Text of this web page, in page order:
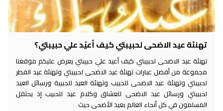
تهنئة عيد الاضحى لحبيبتي كيف أعيّد علي حبيبتي؟
تهنئة عيد الاضحى لحبيبتي كيف أعيد علي حبيبتي يعرض عليكم موقعنا
مجموعة من أفضل عبارات تهنئة عيد الاضحى لحبيبتي وتهنئة عيد الفطر
لحبيبتي وتهنئة عيد الاضحى للحبيب وتهنئة العيد للحبيبة ورسائل العيد
لحبيبتي ورسائل عيد الاضحى للعشاق وكلام عيد للحبيب إذ يحتفل
المسلمون في كل أنحاء العالم بعيد الأضحى حيث